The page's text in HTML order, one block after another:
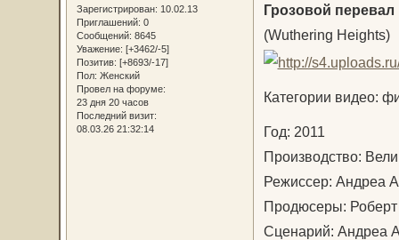
Зарегистрирован: 10.02.13
Приглашений: 0
Сообщений: 8645
Уважение: [+3462/-5]
Позитив: [+8693/-17]
Пол: Женский
Провел на форуме:
23 дня 20 часов
Последний визит:
08.03.26 21:32:14
Грозовой перевал
(Wuthering Heights)
Категории видео:
Год: 2011
Производство:
Режиссер: Андреа
Продюсеры:
Сценарий: Андреа